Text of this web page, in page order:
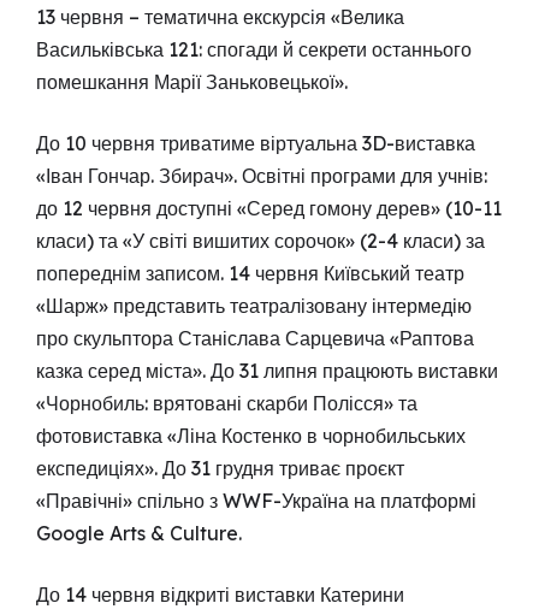
13 червня – тематична екскурсія «Велика
Васильківська 121: спогади й секрети останнього
помешкання Марії Заньковецької».
До 10 червня триватиме віртуальна 3D-виставка
«Іван Гончар. Збирач». Освітні програми для учнів:
до 12 червня доступні «Серед гомону дерев» (10-11
класи) та «У світі вишитих сорочок» (2-4 класи) за
попереднім записом. 14 червня Київський театр
«Шарж» представить театралізовану інтермедію
про скульптора Станіслава Сарцевича «Раптова
казка серед міста». До 31 липня працюють виставки
«Чорнобиль: врятовані скарби Полісся» та
фотовиставка «Ліна Костенко в чорнобильських
експедиціях». До 31 грудня триває проєкт
«Правічні» спільно з WWF-Україна на платформі
Google Arts & Culture.
До 14 червня відкриті виставки Катерини